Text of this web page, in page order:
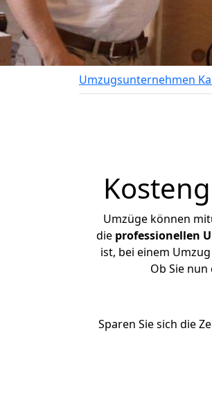
Umzugsunternehmen
Umzüge können
die professionellen
ist, bei einem
Ob Sie
Sparen Sie sich die